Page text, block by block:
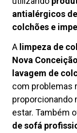
antialérgicos
colchões e
A limpeza de
Nova Conceição
lavagem de
com problemas
proporcionando
estar. Também
de sofá